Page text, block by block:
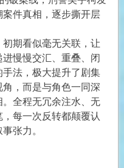
件真相，逐步撕开层
期看似毫无关联，让
慢慢交汇、重叠、闭
法，极大提升了剧集
，而是与角色一同深
全程无冗余注水、无
每一次反转都颠覆认
张力。